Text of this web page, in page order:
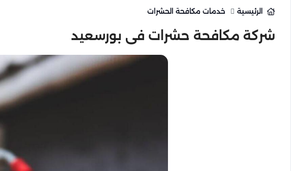
الرئيسية خدمات مكافحة الحشرات
شركة مكافحة حشرات فى بورسعيد